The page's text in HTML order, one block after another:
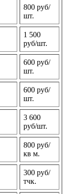
800 руб/
шт.
1 500
руб/шт.
600 руб/
шт.
600 руб/
шт.
3 600
руб/шт.
800 руб/
кв м.
300 руб/
тчк.